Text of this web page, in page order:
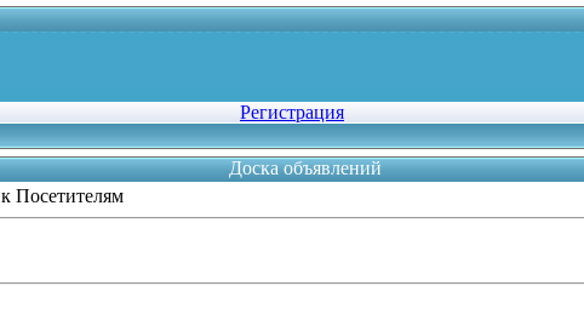
Регистрация
Доска объявлений
Посетителям